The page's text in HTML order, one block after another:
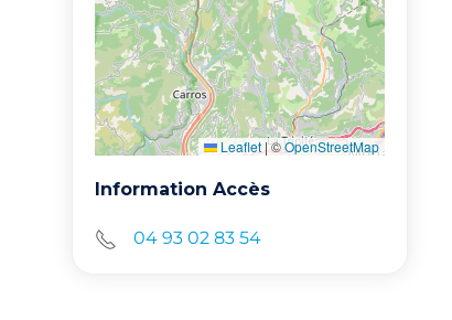
Leaflet|©OpenStreetMap
Information Accès
04 93 02 83 54